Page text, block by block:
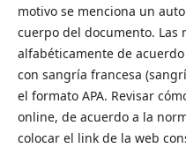
motivo se menciona un
cuerpo del documento. Las
alfabéticamente de
con sangría francesa
el formato APA. Revisar
online, de acuerdo a la
colocar el link de la web